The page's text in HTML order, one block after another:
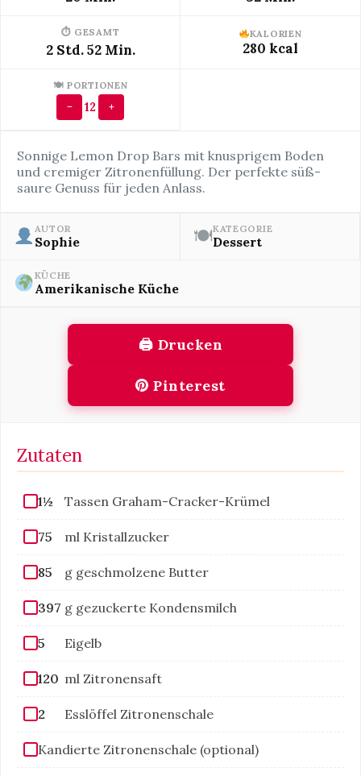
⏱ GESAMT
2 Std. 52 Min.
KALORIEN
280 kcal
🍽 PORTIONEN
− 12 +
Sonnige Lemon Drop Bars mit knusprigem Boden
und cremiger Zitronenfüllung. Der perfekte süß-
saure Genuss für jeden Anlass.
AUTOR
Sophie 🍽KATEGORIE
Dessert
KÜCHE
Amerikanische Küche
🖨 Drucken
Pinterest
Zutaten
1½ Tassen Graham-Cracker-Krümel
75 ml Kristallzucker
85 g geschmolzene Butter
397 g gezuckerte Kondensmilch
5 Eigelb
120 ml Zitronensaft
2 Esslöffel Zitronenschale
Kandierte Zitronenschale (optional)